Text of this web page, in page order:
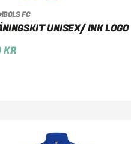
FC
UNISEX/ INK LOGO
KR
VÄLJ ALTERNATIV